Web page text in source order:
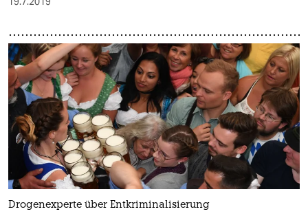
Drogenexperte über Entkriminalisierung